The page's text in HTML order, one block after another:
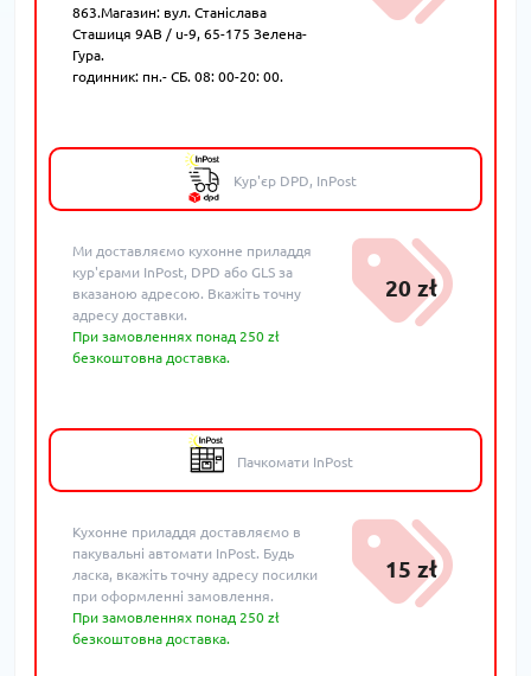
863.Магазин: вул. Станіслава
Сташиця 9AB / u-9, 65-175 Зелена-
Гура.
годинник: пн.- СБ. 08: 00-20: 00.
Кур'єр DPD, InPost
Ми доставляємо кухонне приладдя
кур'єрами InPost, DPD або GLS за
вказаною адресою. Вкажіть точну
адресу доставки.
При замовленнях понад 250 zł
безкоштовна доставка.
20 zł
Пачкомати InPost
Кухонне приладдя доставляємо в
пакувальні автомати InPost. Будь
ласка, вкажіть точну адресу посилки
при оформленні замовлення.
При замовленнях понад 250 zł
безкоштовна доставка.
15 zł